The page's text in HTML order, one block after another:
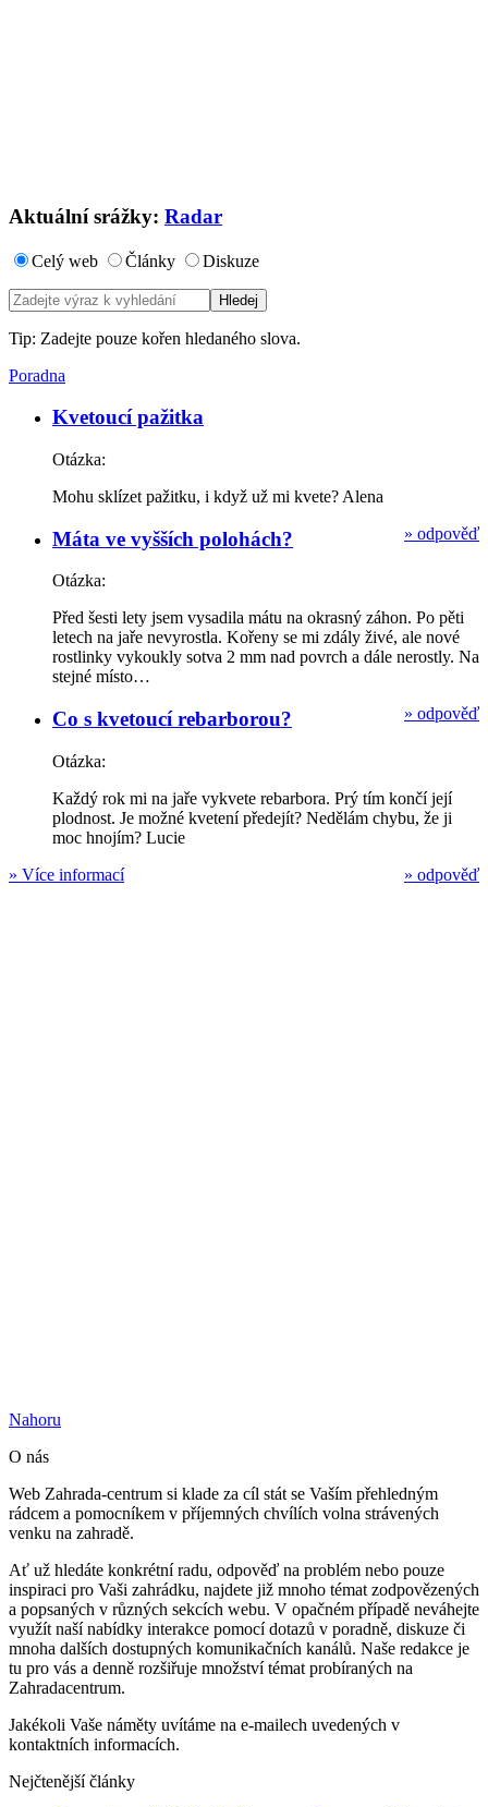
Aktuální srážky: Radar
Celý web Články Diskuze
Tip: Zadejte pouze kořen hledaného slova.
Poradna
Kvetoucí pažitka
Otázka:
Mohu sklízet pažitku, i když už mi kvete? Alena
» odpověď
Máta ve vyšších polohách?
Otázka:
Před šesti lety jsem vysadila mátu na okrasný záhon. Po pěti
letech na jaře nevyrostla. Kořeny se mi zdály živé, ale nové
rostlinky vykoukly sotva 2 mm nad povrch a dále nerostly. Na
stejné místo…
» odpověď
Co s kvetoucí rebarborou?
Otázka:
Každý rok mi na jaře vykvete rebarbora. Prý tím končí její
plodnost. Je možné kvetení předejít? Nedělám chybu, že ji
moc hnojím? Lucie
» odpověď
» Více informací
Nahoru
O nás
Web Zahrada-centrum si klade za cíl stát se Vaším přehledným
rádcem a pomocníkem v příjemných chvílích volna strávených
venku na zahradě.
Ať už hledáte konkrétní radu, odpověď na problém nebo pouze
inspiraci pro Vaši zahrádku, najdete již mnoho témat zodpovězených
a popsaných v různých sekcích webu. V opačném případě neváhejte
využít naší nabídky interakce pomocí dotazů v poradně, diskuze či
mnoha dalších dostupných komunikačních kanálů. Naše redakce je
tu pro vás a denně rozšiřuje množství témat probíraných na
Zahradacentrum.
Jakékoli Vaše náměty uvítáme na e-mailech uvedených v
kontaktních informacích.
Nejčtenější články